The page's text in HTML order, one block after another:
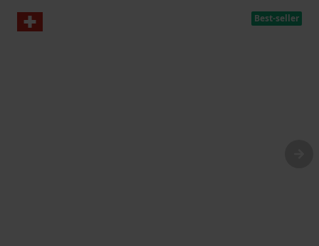
Best-seller